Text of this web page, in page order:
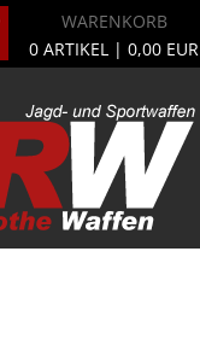
WARENKORB
0 ARTIKEL | 0,00 EUR